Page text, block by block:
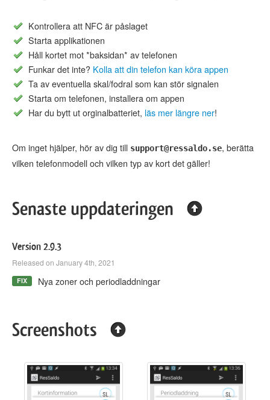
Kontrollera att NFC är påslaget
Starta applikationen
Håll kortet mot *baksidan* av telefonen
Funkar det inte? Kolla att din telefon kan köra appen
Ta av eventuella skal/fodral som kan stör signalen
Starta om telefonen, installera om appen
Har du bytt ut orginalbatteriet, läs mer längre ner!
Om inget hjälper, hör av dig till support@ressaldo.se, berätta
vilken telefonmodell och vilken typ av kort det gäller!
Senaste uppdateringen
Version 2.9.3
Released on January 4th, 2021
FIX Nya zoner och periodladdningar
Screenshots